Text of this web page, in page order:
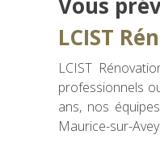
LCIST
LCIST
professionnels
ans, nos
Maurice-sur-